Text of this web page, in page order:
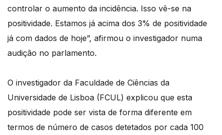
controlar o aumento da incidência. Isso vê-se na
positividade. Estamos já acima dos 3% de positividade
já com dados de hoje”, afirmou o investigador numa
audição no parlamento.
O investigador da Faculdade de Ciências da
Universidade de Lisboa (FCUL) explicou que esta
positividade pode ser vista de forma diferente em
termos de número de casos detetados por cada 100